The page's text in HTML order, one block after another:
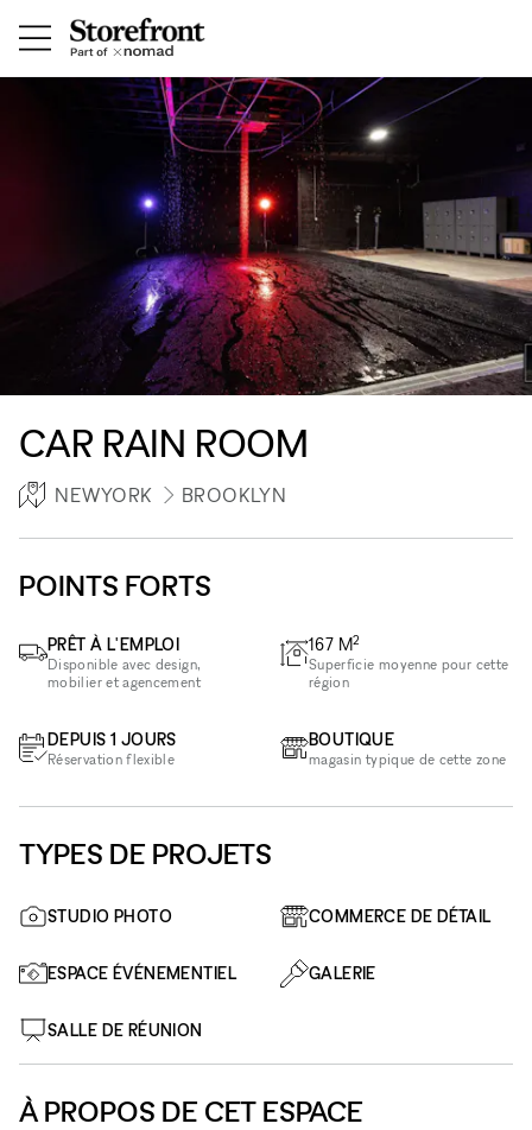
CAR RAIN ROOM
NEWYORK BROOKLYN
POINTS FORTS
PRÊT À L'EMPLOI
Disponible avec design,
mobilier et agencement
DEPUIS 1 JOURS
Réservation flexible
167 M2
Superficie moyenne pour cette
région
BOUTIQUE
magasin typique de cette zone
TYPES DE PROJETS
STUDIO PHOTO COMMERCE DE DÉTAIL
ESPACE ÉVÉNEMENTIEL GALERIE
SALLE DE RÉUNION
À PROPOS DE CET ESPACE